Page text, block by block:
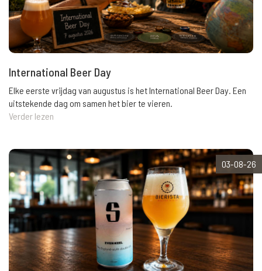
International Beer Day
Elke eerste vrijdag van augustus is het International Beer Day. Een
uitstekende dag om samen het bier te vieren.
Verder lezen
03-08-26